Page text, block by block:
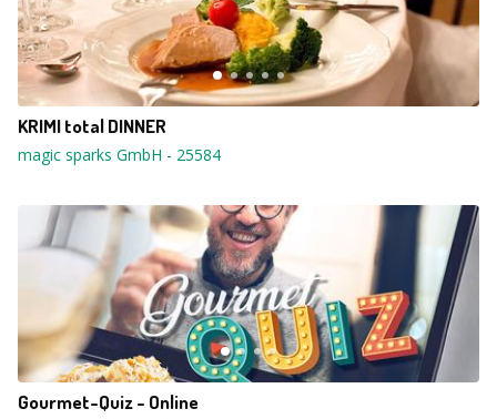
KRIMI total DINNER
magic sparks GmbH - 25584
Gourmet-Quiz - Online